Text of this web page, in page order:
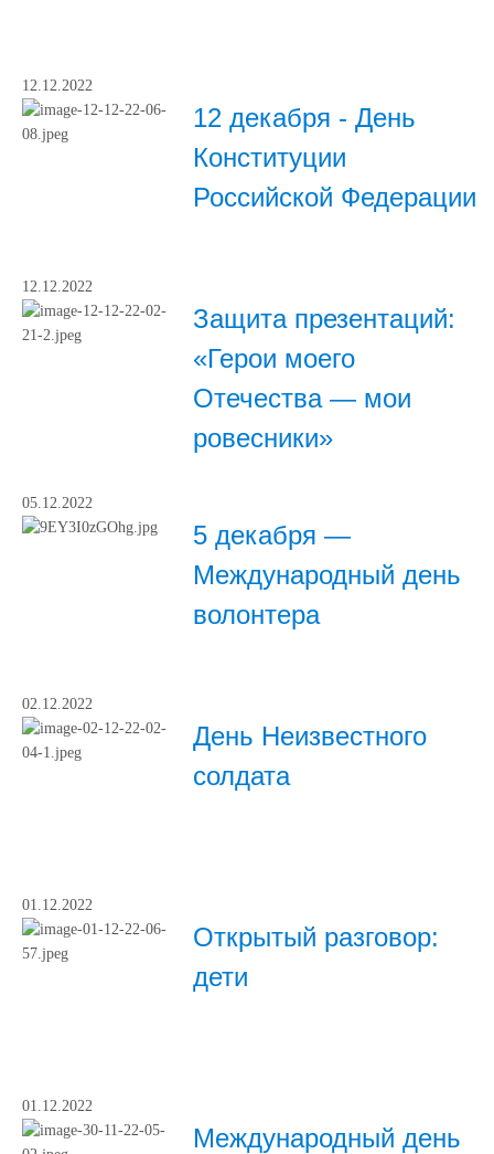
12.12.2022
12 декабря - День
Конституции
Российской Федерации
12.12.2022
Защита презентаций:
«Герои моего
Отечества — мои
ровесники»
05.12.2022
5 декабря —
Международный день
волонтера
02.12.2022
День Неизвестного
солдата
01.12.2022
Открытый разговор:
дети
01.12.2022
Международный день